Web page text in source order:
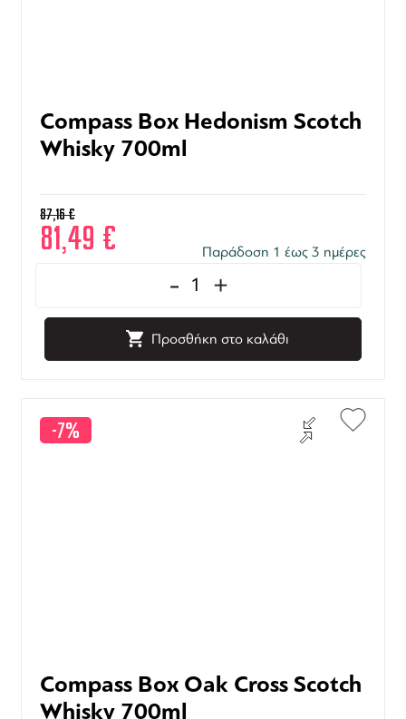
Compass Box Hedonism Scotch
Whisky 700ml
87,16€
81,49 € Παράδοση 1 έως 3 ημέρες
- +
Προσθήκη στο καλάθι
-7%
Compass Box Oak Cross Scotch
Whisky 700ml